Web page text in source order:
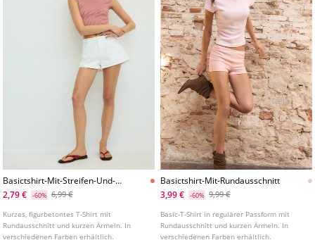
Basictshirt-Mit-Streifen-Und-
Kurzen-Armeln
2,79 € -60% 6,99 €
Kurzes, figurbetontes T-Shirt mit
Rundausschnitt und kurzen Ärmeln. In
verschiedenen Farben erhältlich.
Basictshirt-Mit-Rundausschnitt
3,99 €
-60% 9,99 €
Basic-T-Shirt in regulärer Passform mit
Rundausschnitt und kurzen Ärmeln. In
verschiedenen Farben erhältlich.